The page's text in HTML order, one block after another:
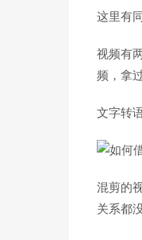
这里有
视频有
频，拿
文字转
混剪的
关系都